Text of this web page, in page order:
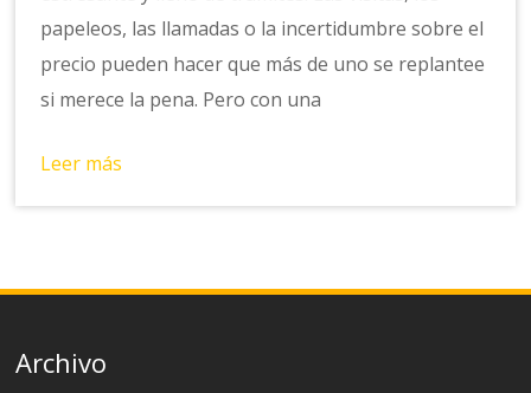
papeleos, las llamadas o la incertidumbre sobre el
precio pueden hacer que más de uno se replantee
si merece la pena. Pero con una
Leer más
Archivo